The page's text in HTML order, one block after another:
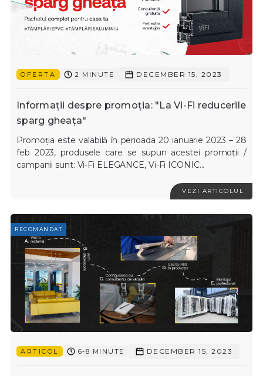
OFERTA 2 MINUTE DECEMBER 15, 2023
Informații despre promoția: "La Vi-Fi reducerile
sparg gheața"
Promoția este valabilă în perioada 20 ianuarie 2023 – 28
feb 2023, produsele care se supun acestei promoții /
campanii sunt: Vi-Fi ELEGANCE, Vi-Fi ICONIC...
VEZI ARTICOLUL
RECOMANDAT
ARTICOL 6-8 MINUTE DECEMBER 15, 2023